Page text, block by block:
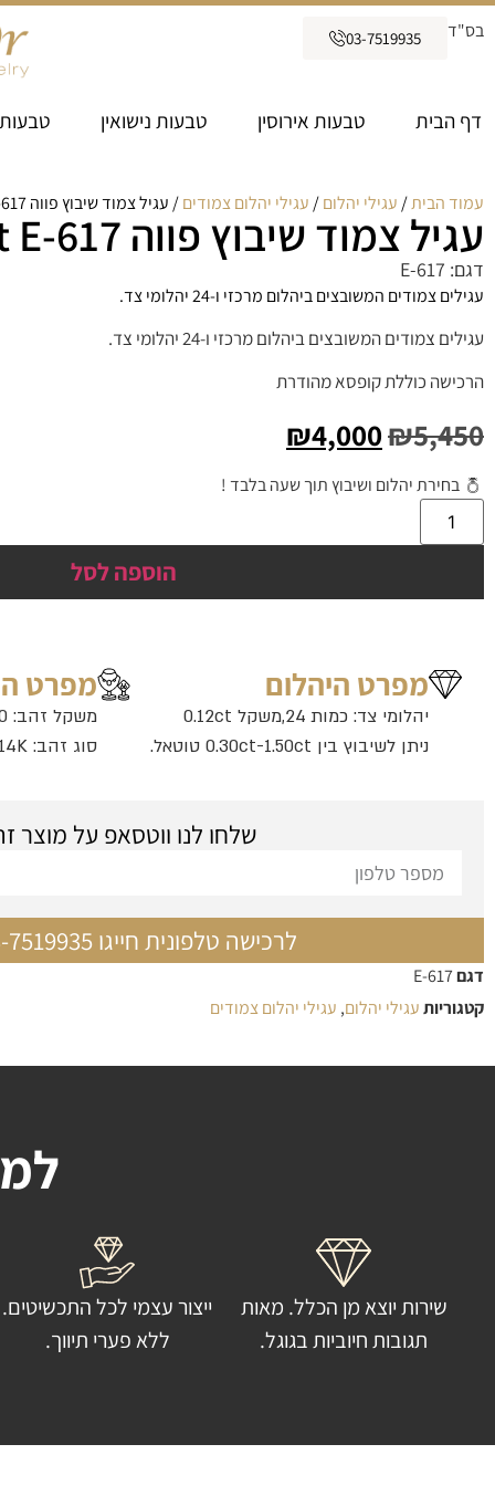
בס"ד 03-7519935
דף הבית טבעות אירוסין טבעות נישואין
עמוד הבית/ עגילי יהלום/ עגילי יהלום צמודים/ עגיל צמוד שיבוץ פווה 0.42ct E-617
עגיל צמוד שיבוץ פווה 0.42ct E-617
דגם: E-617
עגילים צמודים המשובצים ביהלום מרכזי ו-24 יהלומי צד.
עגילים צמודים המשובצים ביהלום מרכזי ו-24 יהלומי צד.
הרכישה כוללת קופסא מהודרת
₪5,450
₪4,000
בחירת יהלום ושיבוץ תוך שעה בלבד !
הוספה לסל
מפרט היהלום
יהלומי צד: כמות 24,משקל 0.12ct
ניתן לשיבוץ בין 0.30ct-1.50ct טוטאל.
מפרט
משקל זהב: 1.00 גרם
סוג זהב: 14K
שלחו לנו ווטסאפ על מוצר
לרכישה טלפונית חייגו 03-7519935
דגםE-617
קטגוריותעגילי יהלום, עגילי יהלום צמודים
שירות יוצא מן הכלל. מאות
תגובות חיוביות בגוגל.
ייצור עצמי לכל התכשיטים.
ללא פערי תיווך.